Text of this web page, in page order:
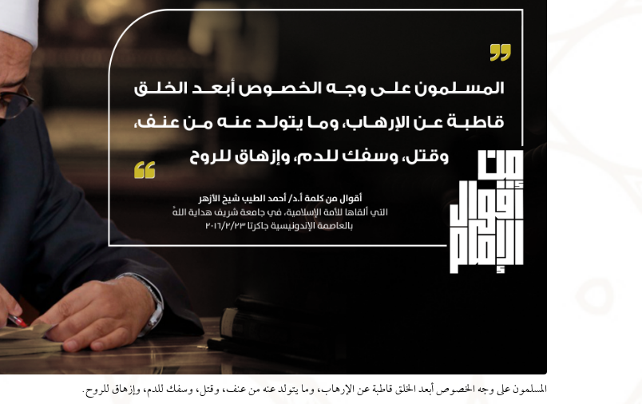
المسلمون على وجه الخصوص أبعد الخلق قاطبة عن الإرهاب، وما يتولد عنه من عنف، وقتل، وسفك للدم، وإزهاق للروح.